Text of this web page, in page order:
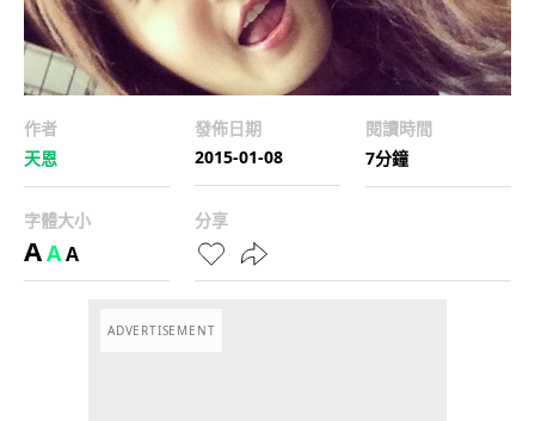
作者
天恩
發佈日期
2015-01-08
閱讀時間
7分鐘
字體大小
AAA
分享
ADVERTISEMENT